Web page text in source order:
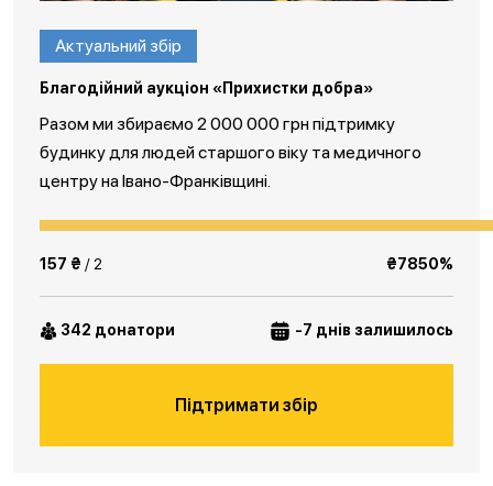
Актуальний збір
Благодійний аукціон «Прихистки добра»
Разом ми збираємо 2 000 000 грн підтримку
будинку для людей старшого віку та медичного
центру на Івано-Франківщині.
157 ₴ / 2 ₴7850%
342 донатори -7 днів залишилось
Підтримати збір